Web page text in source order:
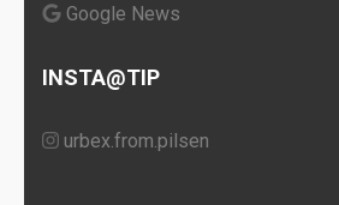
Google News
INSTA@TIP
urbex.from.pilsen